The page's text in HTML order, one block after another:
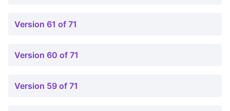
Version 61 of 71
Version 60 of 71
Version 59 of 71